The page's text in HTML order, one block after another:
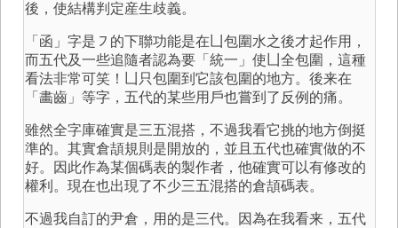
後，使結構判定産生歧義。
「函」字是㇇的下聯功能是在凵包圍水之後才起作用，
而五代及一些追隨者認為要「統一」使凵全包圍，這種
看法非常可笑！凵只包圍到它該包圍的地方。後来在
「畵齒」等字，五代的某些用戶也嘗到了反例的痛。
雖然全字庫確實是三五混搭，不過我看它挑的地方倒挺
準的。其實倉頡規則是開放的，並且五代也確實做的不
好。因此作為某個碼表的製作者，他確實可以有修改的
權利。現在也出現了不少三五混搭的倉頡碼表。
不過我自訂的尹倉，用的是三代。因為在我看来，五代